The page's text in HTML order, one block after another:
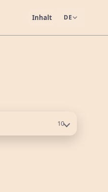
Inhalt DE
10